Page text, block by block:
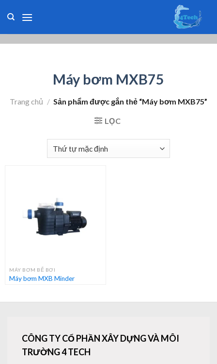
Máy bơm MXB75
Trang chủ / Sản phẩm được gắn thẻ “Máy bơm MXB75”
LỌC
MÁY BƠM BỂ BƠI
Máy bơm MXB Minder
CÔNG TY CỔ PHẦN XÂY DỰNG VÀ MÔI
TRƯỜNG 4 TECH